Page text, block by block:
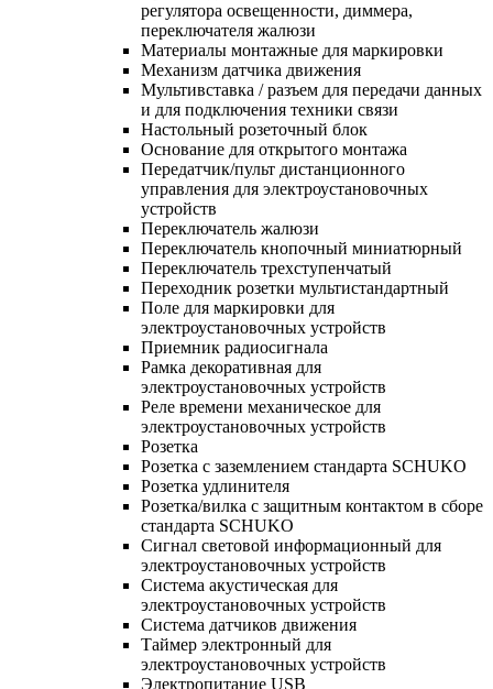
регулятора освещенности, диммера,
переключателя жалюзи
Материалы монтажные для маркировки
Механизм датчика движения
Мультивставка / разъем для передачи данных
и для подключения техники связи
Настольный розеточный блок
Основание для открытого монтажа
Передатчик/пульт дистанционного
управления для электроустановочных
устройств
Переключатель жалюзи
Переключатель кнопочный миниатюрный
Переключатель трехступенчатый
Переходник розетки мультистандартный
Поле для маркировки для
электроустановочных устройств
Приемник радиосигнала
Рамка декоративная для
электроустановочных устройств
Реле времени механическое для
электроустановочных устройств
Розетка
Розетка с заземлением стандарта SCHUKO
Розетка удлинителя
Розетка/вилка с защитным контактом в сборе
стандарта SCHUKO
Сигнал световой информационный для
электроустановочных устройств
Система акустическая для
электроустановочных устройств
Система датчиков движения
Таймер электронный для
электроустановочных устройств
Электропитание USB